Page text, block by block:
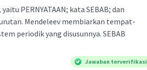
PERNYATAAN; kata SEBAB; dan
tempat-
yang disusunnya. SEBAB
Jawaban terverifikasi